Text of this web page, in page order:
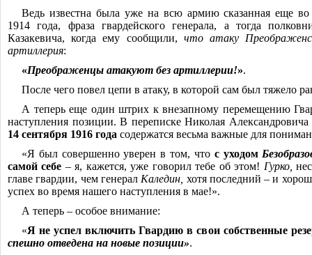
Ведь известна была уже на всю армию сказанная еще
1914 года, фраза гвардейского генерала, а тогда
Казакевича, когда ему сообщили, что атаку
артиллерия:
«Преображенцы атакуют без артиллерии!».
После чего повел цепи в атаку, в которой сам был тяжело
А теперь еще один штрих к внезапному перемещению
наступления позиции. В переписке Николая
14 сентября 1916 года содержатся весьма важные для
«Я был совершенно уверен в том, что с уходом
самой себе ‒ я, кажется, уже говорил тебе об этом! Гурко,
главе гвардии, чем генерал Каледин, хотя последний ‒ и
успех во время нашего наступления в мае!».
А теперь ‒ особое внимание:
«Я не успел включить Гвардию в свои собственные
спешно отведена на новые позиции».